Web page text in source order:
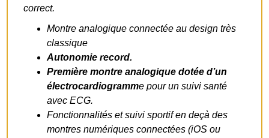
correct.
Montre analogique connectée au design très
classique
Autonomie record.
Première montre analogique dotée d’un
électrocardiogramme pour un suivi santé
avec ECG.
Fonctionnalités et suivi sportif en deçà des
montres numériques connectées (iOS ou